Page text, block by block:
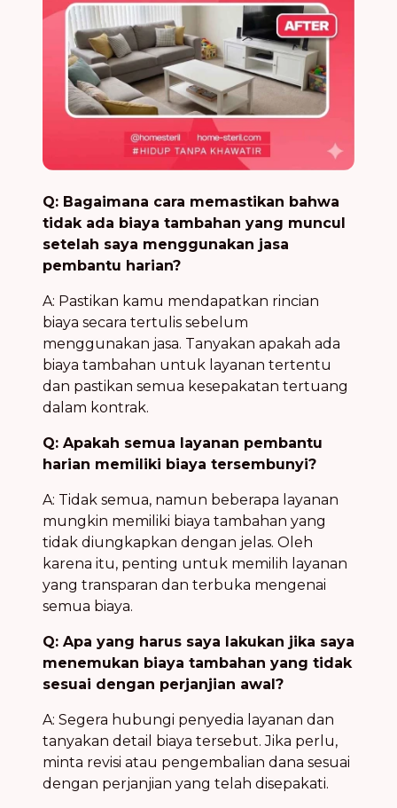
Q: Bagaimana cara memastikan bahwa
tidak ada biaya tambahan yang muncul
setelah saya menggunakan jasa
pembantu harian?
A: Pastikan kamu mendapatkan rincian
biaya secara tertulis sebelum
menggunakan jasa. Tanyakan apakah ada
biaya tambahan untuk layanan tertentu
dan pastikan semua kesepakatan tertuang
dalam kontrak.
Q: Apakah semua layanan pembantu
harian memiliki biaya tersembunyi?
A: Tidak semua, namun beberapa layanan
mungkin memiliki biaya tambahan yang
tidak diungkapkan dengan jelas. Oleh
karena itu, penting untuk memilih layanan
yang transparan dan terbuka mengenai
semua biaya.
Q: Apa yang harus saya lakukan jika saya
menemukan biaya tambahan yang tidak
sesuai dengan perjanjian awal?
A: Segera hubungi penyedia layanan dan
tanyakan detail biaya tersebut. Jika perlu,
minta revisi atau pengembalian dana sesuai
dengan perjanjian yang telah disepakati.